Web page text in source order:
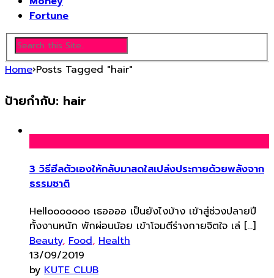
Fortune
Home›Posts Tagged "hair"
ป้ายกำกับ: hair
3 วิธีฮีลตัวเองให้กลับมาสดใสเปล่งประกายด้วยพลังจาก
ธรรมชาติ
Hellooooooo เธออออ เป็นยังไงบ้าง เข้าสู่ช่วงปลายปี
ทั้งงานหนัก พักผ่อนน้อย เข้าโจมตีร่างกายจิตใจ เล่ […]
Beauty, Food, Health
13/09/2019
by KUTE CLUB